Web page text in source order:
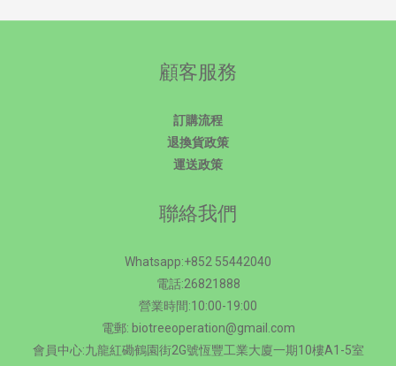
顧客服務
訂購流程
退換貨政策
運送政策
聯絡我們
Whatsapp:+852 55442040
電話:26821888
營業時間:10:00-19:00
電郵: biotreeoperation@gmail.com
會員中心:九龍紅磡鶴園街2G號恆豐工業大廈一期10樓A1-5室